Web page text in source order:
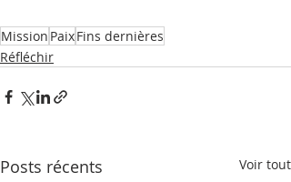
Mission PaixFins dernières
Réfléchir
Posts récents Voir tout